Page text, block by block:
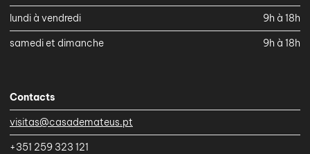
lundi à vendredi
9h à 18h
samedi et dimanche
9h à 18h
Contacts
visitas@casademateus.pt
+351 259 323 121